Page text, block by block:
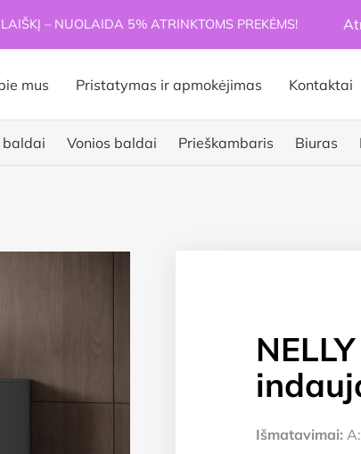
– NUOLAIDA 5% ATRINKTOMS PREKĖMS!
mus Pristatymas ir apmokėjimas Kontaktai
Vonios baldai Prieškambaris Biuras
Išmatavimai: